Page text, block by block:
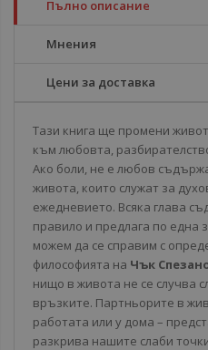
Пълно описание
Мнения
Цени за доставка
Тази книга ще промени
към любовта,
Ако боли, не е любов
живота, които служат за
ежедневието. Всяка глава
правило и предлага по една
можем да се справим с
философията на Чък
нищо в живота не се случва
връзките. Партньорите в
работата или у дома –
разкрива нашите слаби